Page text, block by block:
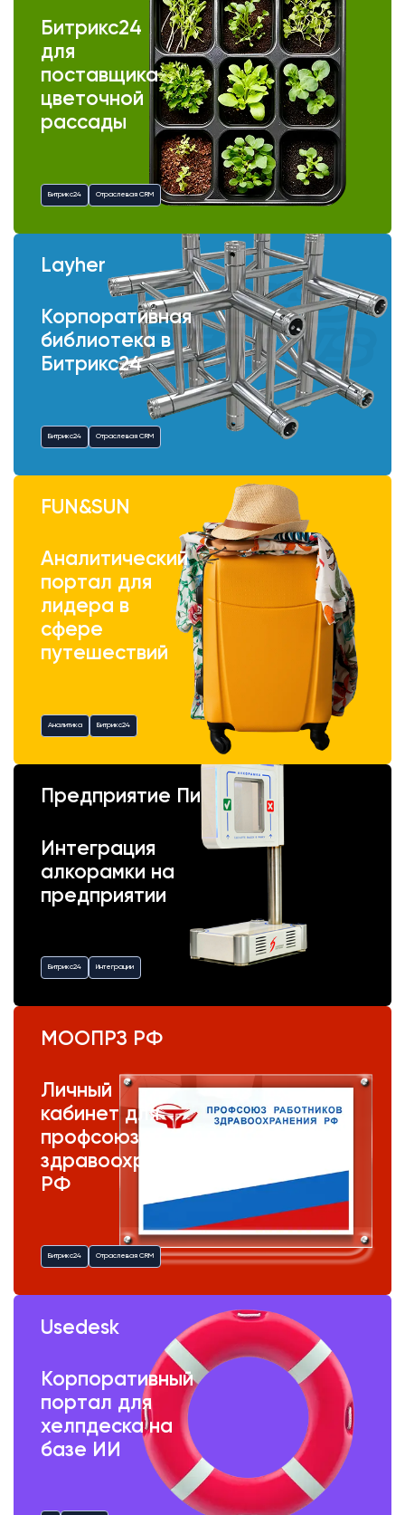
Битрикс24
для
поставщика
цветочной
рассады
Битрикс24 Отраслевая CRM
Layher
Корпоративная
библиотека в
Битрикс24
Битрикс24 Отраслевая CRM
FUN&SUN
Аналитический
портал для
лидера в
сфере
путешествий
Аналитика Битрикс24
Предприятие Пик
Интеграция
алкорамки на
предприятии
Битрикс24 Интеграции
МООПРЗ РФ
Личный
кабинет для
профсоюза
здравоохранения
РФ
Битрикс24 Отраслевая CRM
Usedesk
Корпоративный
портал для
хелпдеска на
базе ИИ